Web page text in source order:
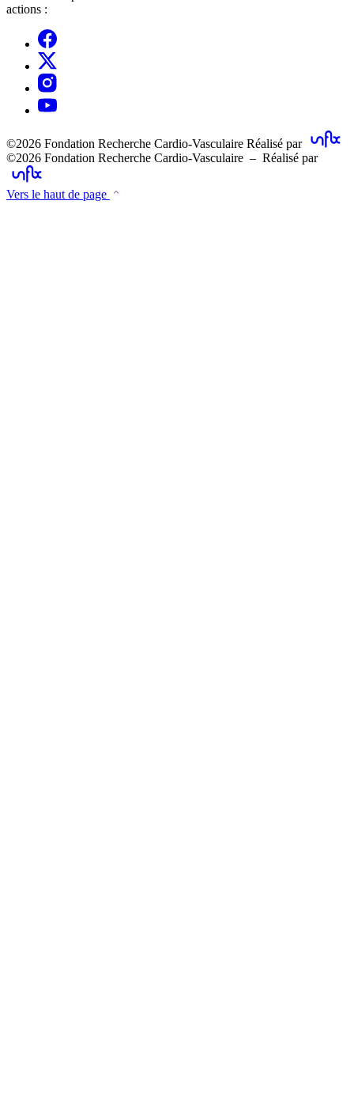
actions :
©2026 Fondation Recherche Cardio-Vasculaire Réalisé par
©2026 Fondation Recherche Cardio-Vasculaire – Réalisé par
Vers le haut de page